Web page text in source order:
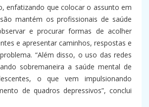
enfatizando que colocar o assunto em
mantém os profissionais de saúde
e procurar formas de acolher
e apresentar caminhos, respostas e
“Além disso, o uso das redes
sobremaneira a saúde mental de
o que vem impulsionando
de quadros depressivos”, conclui